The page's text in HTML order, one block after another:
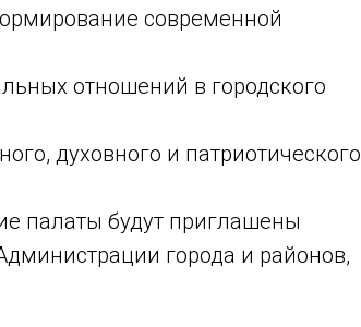
современной
отношений в городского
духовного и патриотического
палаты будут приглашены
города и районов,